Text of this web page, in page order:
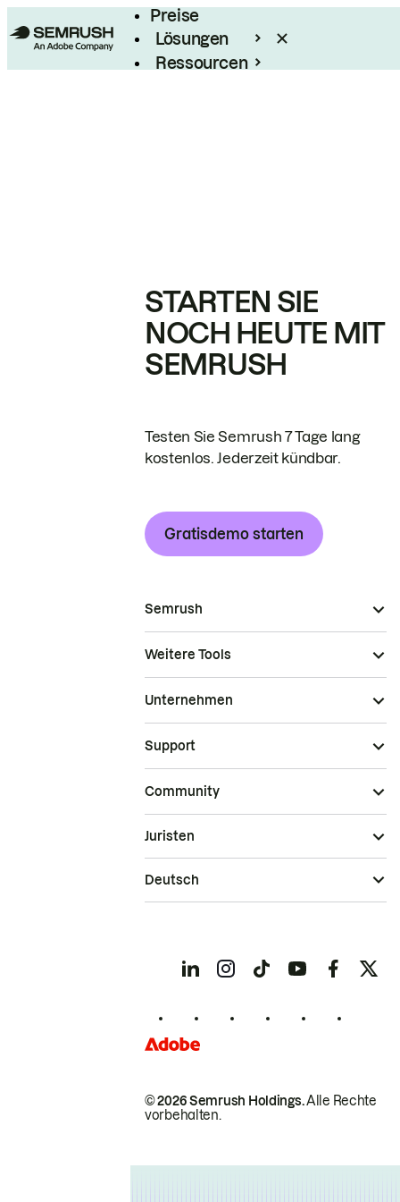
Preise
Lösungen
Ressourcen
STARTEN SIE
NOCH HEUTE MIT
SEMRUSH
Testen Sie Semrush 7 Tage lang
kostenlos. Jederzeit kündbar.
Gratisdemo starten
Semrush
Weitere Tools
Unternehmen
Support
Community
© 2026 Semrush Holdings.Alle Rechte
vorbehalten.
Juristen
Deutsch